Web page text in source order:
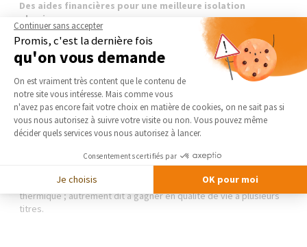
Des aides financières pour une meilleure isolation
phonique
Il existe différents dispositifs dédiés à faciliter l'amélioration de
l'isolation énergétique des habitations, et par conséquent, de
isolation phonique.
On peut ainsi mentionner MaPrimeRénov’,
la TVA au taux réduit à 5,5%, l'éco PTZ, les subventions de l'Anah
ou encore le crédit d'impôt. Toutes ces mesures visent à
encourager les particuliers à réaliser des travaux pour améliorer
leur confort thermique et acoustique, et ainsi améliorer plus
globalement la consommation énergétique du parc immobilier
Agir sur son confort phonique revient à agir sur son confort
thermique ; autrement dit à gagner en qualité de vie à plusieurs
titres.
Continuer sans accepter
Promis, c'est la dernière fois
qu'on vous demande
Plateforme de Gestion du
On est vraiment très content que le contenu de
notre site vous intéresse. Mais comme vous
n'avez pas encore fait votre choix en matière de cookies, on ne sait pas si
vous nous autorisez à suivre votre visite ou non. Vous pouvez même
décider quels services vous nous autorisez à lancer.
Consentements certifiés par
Je choisis OK pour moi
Axeptio consent